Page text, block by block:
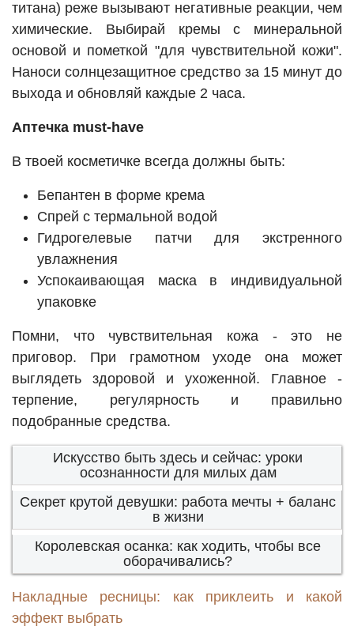
титана) реже вызывают негативные реакции, чем
химические. Выбирай кремы с минеральной
основой и пометкой "для чувствительной кожи".
Наноси солнцезащитное средство за 15 минут до
выхода и обновляй каждые 2 часа.
Аптечка must-have
В твоей косметичке всегда должны быть:
Бепантен в форме крема
Спрей с термальной водой
Гидрогелевые патчи для экстренного
увлажнения
Успокаивающая маска в индивидуальной
упаковке
Помни, что чувствительная кожа - это не
приговор. При грамотном уходе она может
выглядеть здоровой и ухоженной. Главное -
терпение, регулярность и правильно
подобранные средства.
Искусство быть здесь и сейчас: уроки
осознанности для милых дам
Секрет крутой девушки: работа мечты + баланс
в жизни
Королевская осанка: как ходить, чтобы все
оборачивались?
Накладные ресницы: как приклеить и какой
эффект выбрать